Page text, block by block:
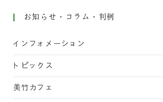
お知らせ・コラム・判例
インフォメーション
トピックス
美竹カフェ